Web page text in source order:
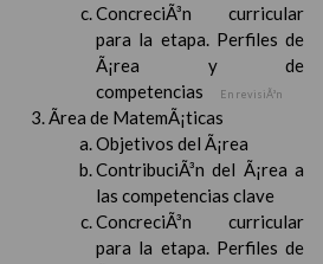
ConcreciÃ³n curricular
para la etapa. Perfiles de
Ã¡rea y de
competencias
En revisiÃ³n
Ãrea de MatemÃ¡ticas
Objetivos del Ã¡rea
ContribuciÃ³n del Ã¡rea a
las competencias clave
ConcreciÃ³n curricular
para la etapa. Perfiles de